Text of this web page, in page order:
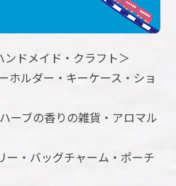
ンドメイド・クラフト＞
ホルダー・キーケース・ショ
ーブの香りの雑貨・アロマル
ー・バッグチャーム・ポーチ